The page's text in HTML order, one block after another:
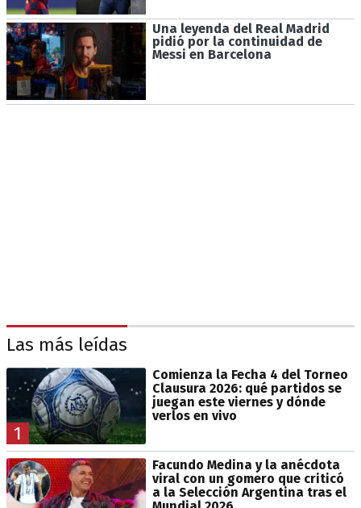
Una leyenda del Real Madrid
pidió por la continuidad de
Messi en Barcelona
Las más leídas
1
Comienza la Fecha 4 del Torneo
Clausura 2026: qué partidos se
juegan este viernes y dónde
verlos en vivo
Facundo Medina y la anécdota
viral con un gomero que criticó
a la Selección Argentina tras el